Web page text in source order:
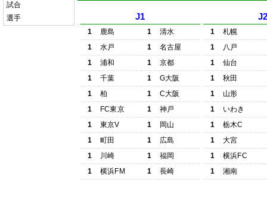
試合
選手
J1
1 鹿島 1
清水
1
水戸 1
名古屋
1
浦和 1
京都
1
千葉 1
G大阪
1
柏 1
C大阪
1
FC東京 1
神戸
1
東京V 1
岡山
1
町田 1
広島
1
川崎 1
福岡
1
横浜FM 1 長崎
1
札幌
1
八戸
1
仙台
1
秋田
1
山形
1
いわき
1
栃木C
1
大宮
1
横浜FC
1
湘南